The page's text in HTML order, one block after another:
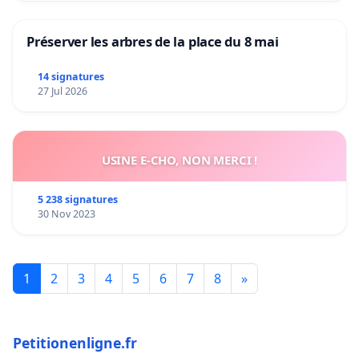
Préserver les arbres de la place du 8 mai
14 signatures
27 Jul 2026
USINE E-CHO, NON MERCI !
5 238 signatures
30 Nov 2023
1 2 3 4 5 6 7 8 »
Petitionenligne.fr